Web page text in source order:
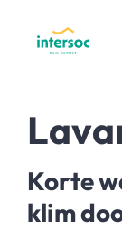
Korte
klim